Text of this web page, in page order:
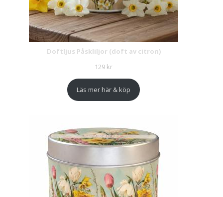
Doftljus Påskliljor (doft av citron)
129 kr
Läs mer här & köp